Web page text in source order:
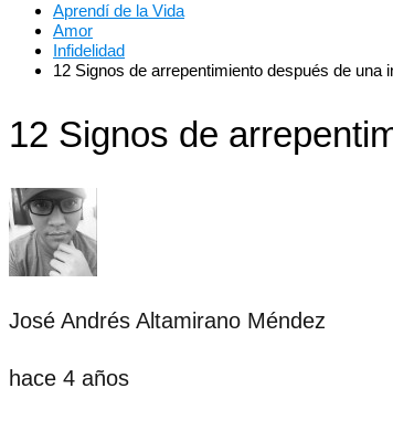
Aprendí de la Vida
Amor
Infidelidad
12 Signos de arrepentimiento después de una
12 Signos de
José Andrés Altamirano Méndez
hace 4 años